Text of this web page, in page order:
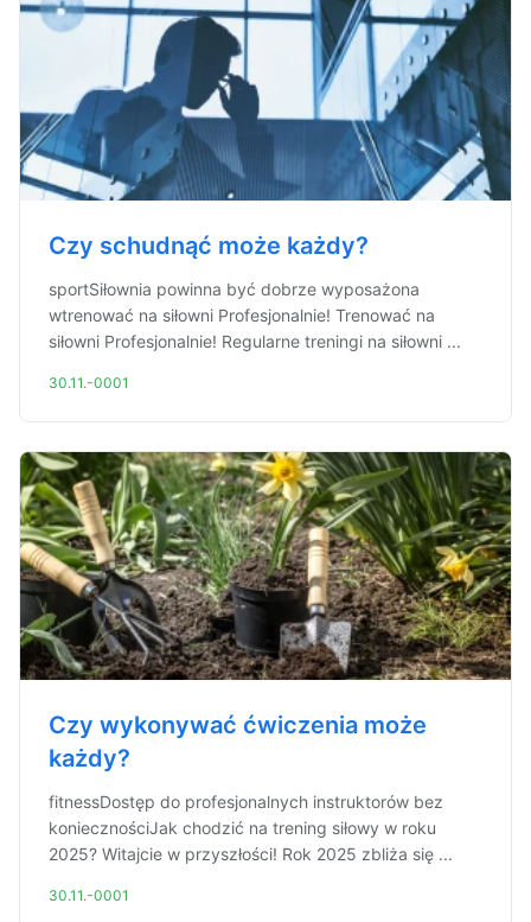
Czy schudnąć może każdy?
sportSiłownia powinna być dobrze wyposażona
wtrenować na siłowni Profesjonalnie! Trenować na
siłowni Profesjonalnie! Regularne treningi na siłowni ...
30.11.-0001
Czy wykonywać ćwiczenia może
każdy?
fitnessDostęp do profesjonalnych instruktorów bez
koniecznościJak chodzić na trening siłowy w roku
2025? Witajcie w przyszłości! Rok 2025 zbliża się ...
30.11.-0001